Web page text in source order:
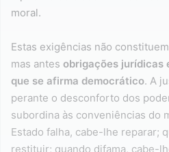
moral.
Estas exigências não
mas antes obrigações jurídicas
que se afirma democrático. A
perante o desconforto dos
subordina às conveniências do
Estado falha, cabe-lhe reparar;
restituir; quando difama, cabe-